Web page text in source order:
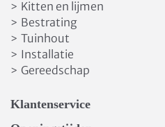
> Kitten en lijmen
> Bestrating
> Tuinhout
> Installatie
> Gereedschap
Klantenservice